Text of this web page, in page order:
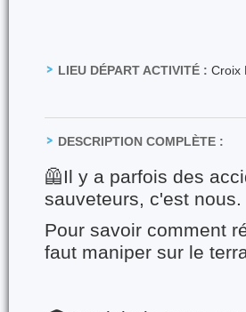
LIEU DÉPART ACTIVITÉ : Croix
DESCRIPTION COMPLÈTE :
🦺Il y a parfois des
sauveteurs, c'est nous.
Pour savoir comment
faut maniper sur le